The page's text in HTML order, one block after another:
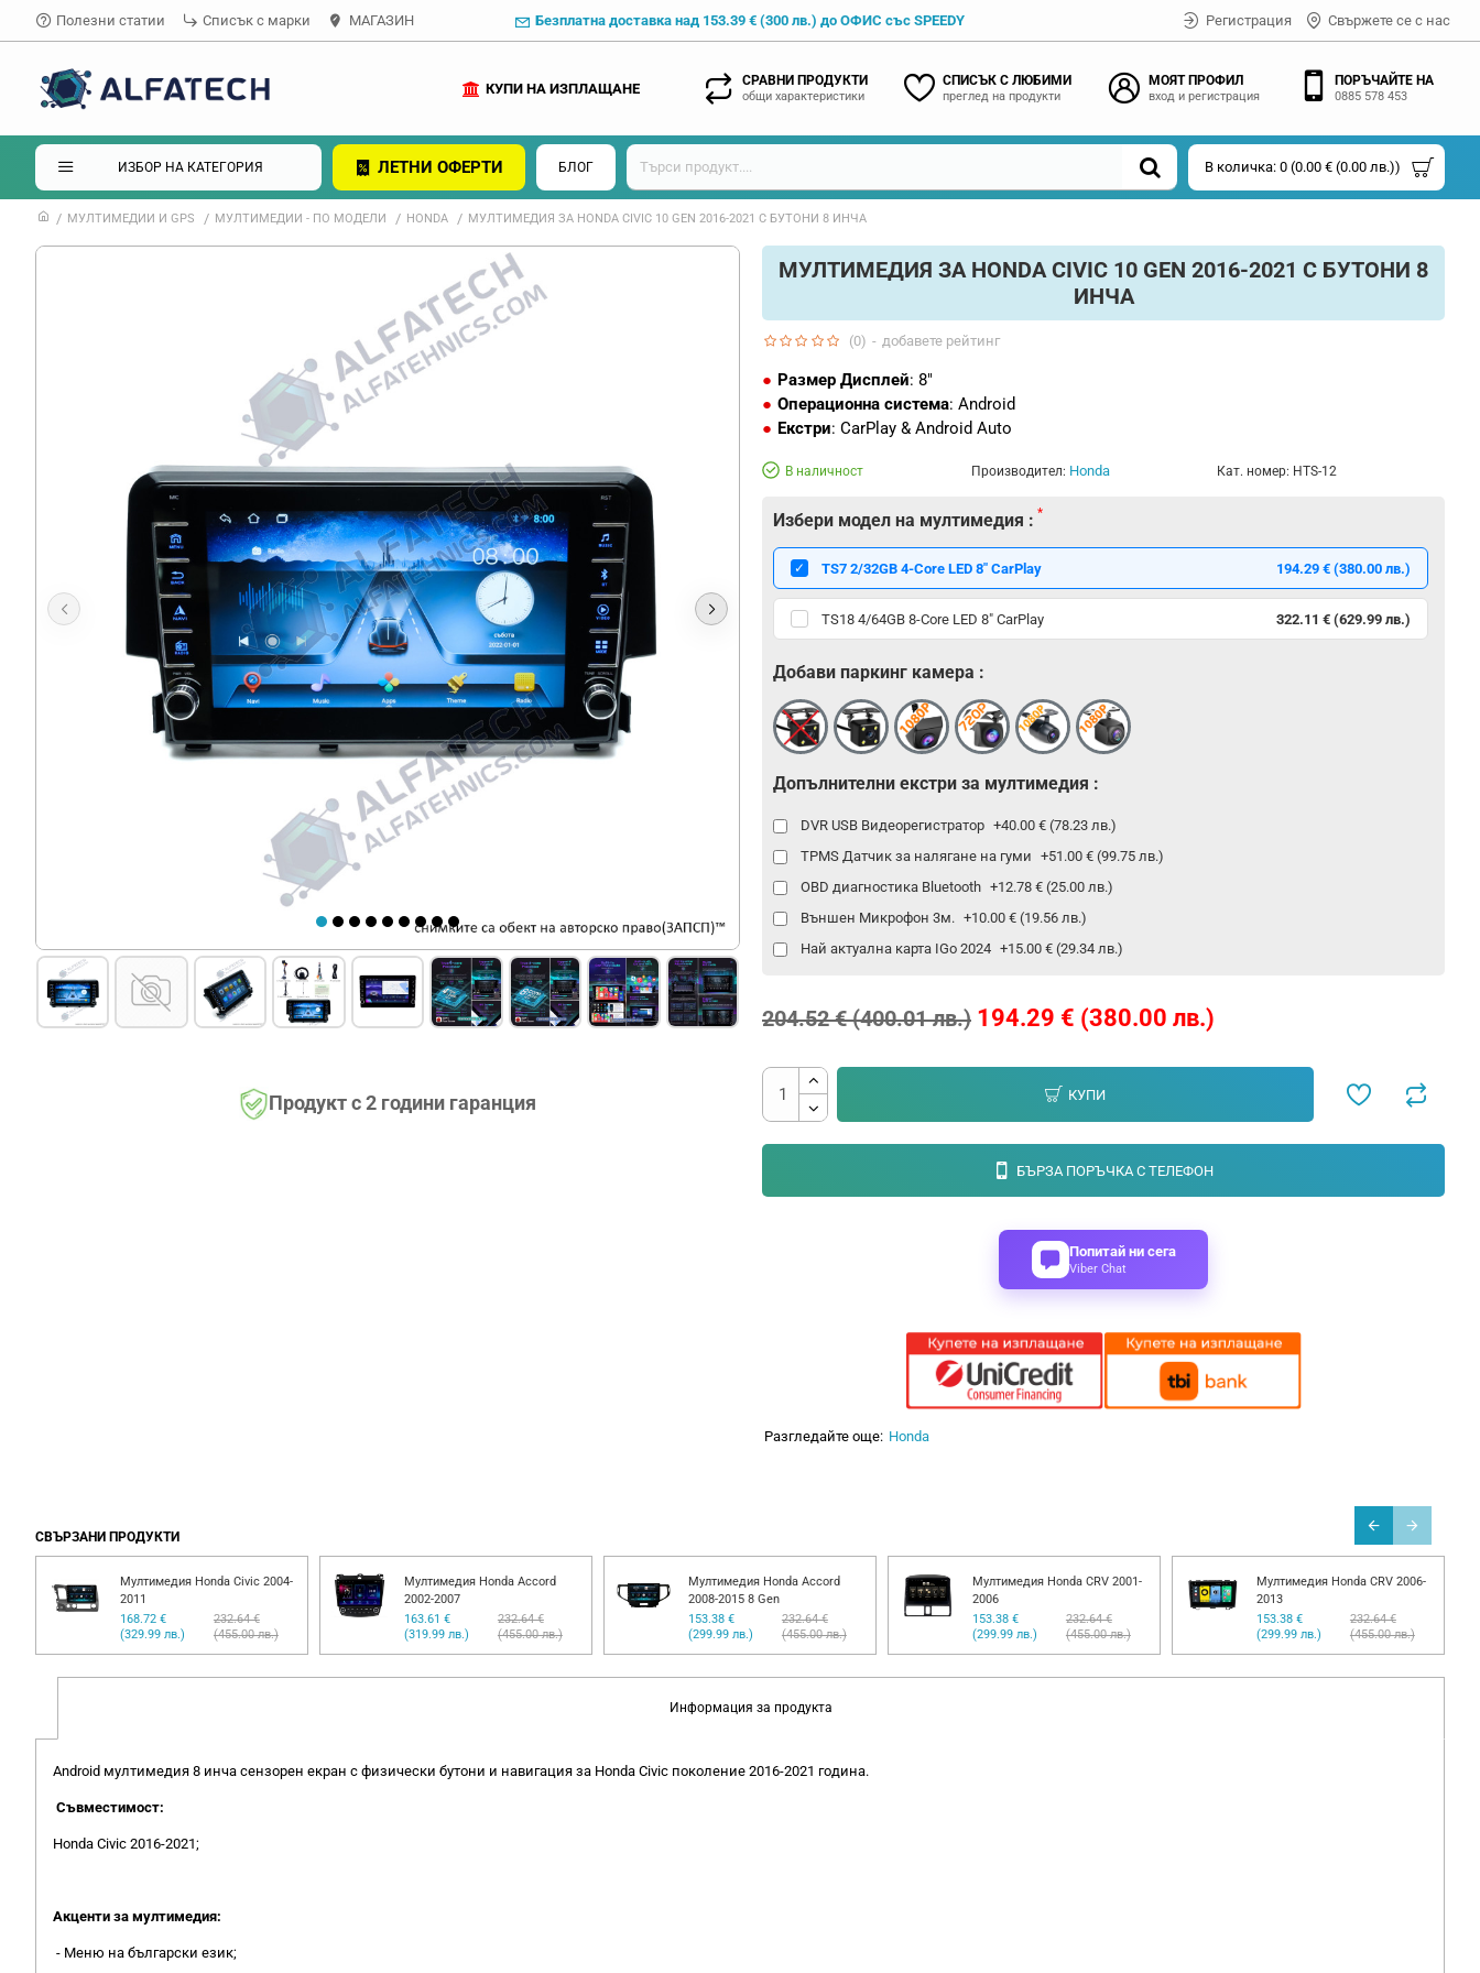
Полезни статии Списък с марки МАГАЗИН Безплатна доставка над 153.39 € (300 лв.) до ОФИС със SPEEDY Регистрация Свържете се с нас
СРАВНИ ПРОДУКТИ
общи характеристики
СПИСЪК С ЛЮБИМИ
преглед на продукти
МОЯТ ПРОФИЛ
вход и регистрация
ПОРЪЧАЙТЕ НА
0885 578 453
КУПИ НА ИЗПЛАЩАНЕ
ИЗБОР НА КАТЕГОРИЯ ЛЕТНИ ОФЕРТИ БЛОГ В количка: 0 (0.00 € (0.00 лв.))
МУЛТИМЕДИИ И GPS МУЛТИМЕДИИ - ПО МОДЕЛИ HONDA МУЛТИМЕДИЯ ЗА HONDA CIVIC 10 GEN 2016-2021 С БУТОНИ 8 ИНЧА
Продукт с 2 години гаранция
МУЛТИМЕДИЯ ЗА HONDA CIVIC 10 GEN 2016-2021 С БУТОНИ 8
ИНЧА
Размер Дисплей: 8"
Операционна система: Android
Екстри: CarPlay & Android Auto
В наличност Производител: Honda Кат. номер: HTS-12
(0) - добавете рейтинг
194.29 € (380.00 лв.)
204.52 € (400.01 лв.)
Избери модел на мултимедия :
TS7 2/32GB 4-Core LED 8" CarPlay 194.29 € (380.00 лв.)
TS18 4/64GB 8-Core LED 8" CarPlay 322.11 € (629.99 лв.)
Добави паркинг камера :
Допълнителни екстри за мултимедия :
DVR USB Видеорегистратор +40.00 € (78.23 лв.)
TPMS Датчик за налягане на гуми +51.00 € (99.75 лв.)
OBD диагностика Bluetooth +12.78 € (25.00 лв.)
Външен Микрофон 3м. +10.00 € (19.56 лв.)
Най актуална карта IGo 2024 +15.00 € (29.34 лв.)
КУПИ
БЪРЗА ПОРЪЧКА С ТЕЛЕФОН
Попитай ни сега
Viber Chat
Разгледайте още: Honda
СВЪРЗАНИ ПРОДУКТИ
Мултимедия Honda Civic 2004-
2011
168.72 €
(329.99 лв.)
232.64 €
(455.00 лв.)
Мултимедия Honda Accord
2002-2007
163.61 €
(319.99 лв.)
232.64 €
(455.00 лв.)
Мултимедия Honda Accord
2008-2015 8 Gen
153.38 €
(299.99 лв.)
232.64 €
(455.00 лв.)
Мултимедия Honda CRV 2001-
2006
153.38 €
(299.99 лв.)
232.64 €
(455.00 лв.)
Мултимедия Honda CRV 2006-
2013
153.38 €
(299.99 лв.)
232.64 €
(455.00 лв.)
Информация за продукта
Android мултимедия 8 инча сензорен екран с физически бутони и навигация за Honda Civic поколение 2016-2021 година.
Съвместимост:
Honda Civic 2016-2021;
Акценти за мултимедия:
- Меню на български език;